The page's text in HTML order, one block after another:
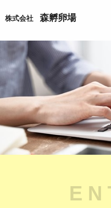
株式会社 森孵卵場